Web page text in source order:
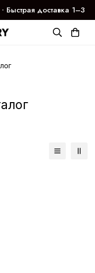
Быстрая доставка 1–3